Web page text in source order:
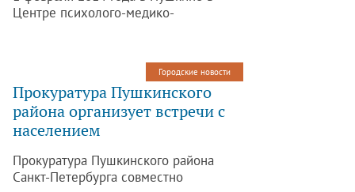
Центре психолого-медико-
образовательная программа «Крепкая
Городские новости
Прокуратура Пушкинского
района организует встречи с
населением
Прокуратура Пушкинского района
Санкт-Петербурга совместно